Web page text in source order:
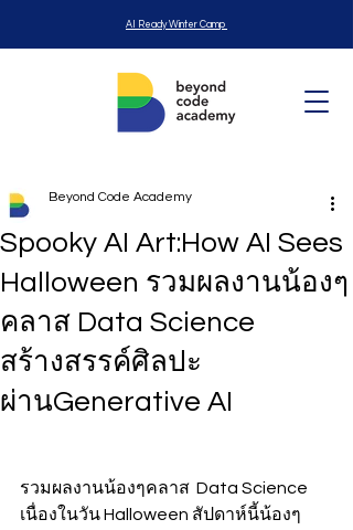
AI Ready Winter Camp
Spooky AI Art:How AI Sees
Halloween รวมผลงานน้องๆ
คลาส Data Science
สร้างสรรค์ศิลปะ
ผ่านGenerative AI
Beyond Code Academy
รวมผลงานน้องๆคลาส  Data Science
เนื่องในวัน Halloween สัปดาห์นี้น้องๆ